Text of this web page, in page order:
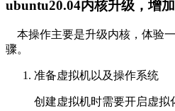
ubuntu20.04内核升级，增
本操作主要是升级内核，体验
骤。
准备虚拟机以及操作系统
创建虚拟机时需要开启虚拟